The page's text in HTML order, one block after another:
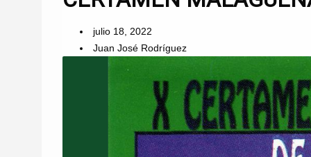
julio 18, 2022
Juan José Rodríguez